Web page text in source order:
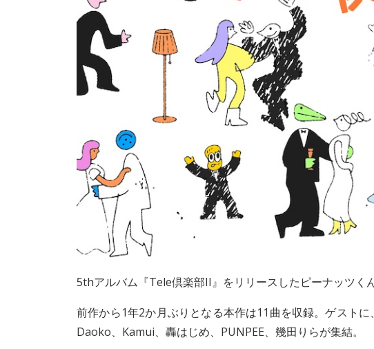
5thアルバム『Tele倶楽部II』をリリースした ピーナッツく
前作から1年2か月ぶりとなる本作は11曲を収録。ゲストに
Daoko、Kamui、轟はじめ、PUNPEE、幾田りらが集結。